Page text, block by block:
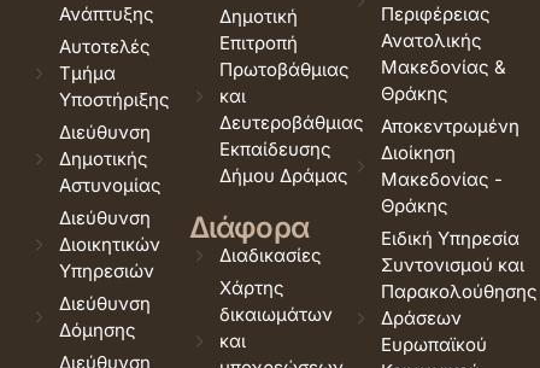
Ανάπτυξης
Αυτοτελές
Τμήμα
Υποστήριξης
Διεύθυνση
Δημοτικής
Αστυνομίας
Διεύθυνση
Διοικητικών
Υπηρεσιών
Διεύθυνση
Δόμησης
Διεύθυνση
Δημοτική
Επιτροπή
Πρωτοβάθμιας
και
Δευτεροβάθμιας
Εκπαίδευσης
Δήμου Δράμας
Διάφορα
Διαδικασίες
Χάρτης
δικαιωμάτων
και
Περιφέρειας
Ανατολικής
Μακεδονίας &
Θράκης
Αποκεντρωμένη
Διοίκηση
Μακεδονίας -
Θράκης
Ειδική Υπηρεσία
Συντονισμού και
Παρακολούθησης
Δράσεων
Ευρωπαϊκού